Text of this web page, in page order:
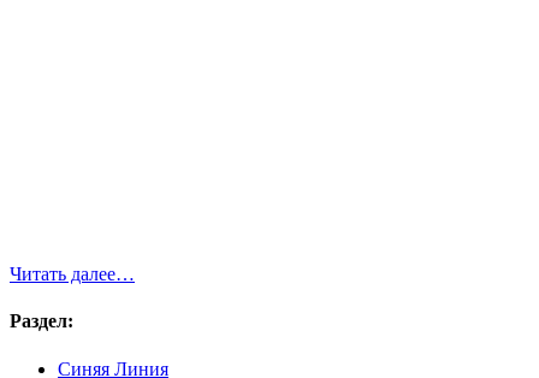
Читать далее…
Раздел:
Синяя Линия